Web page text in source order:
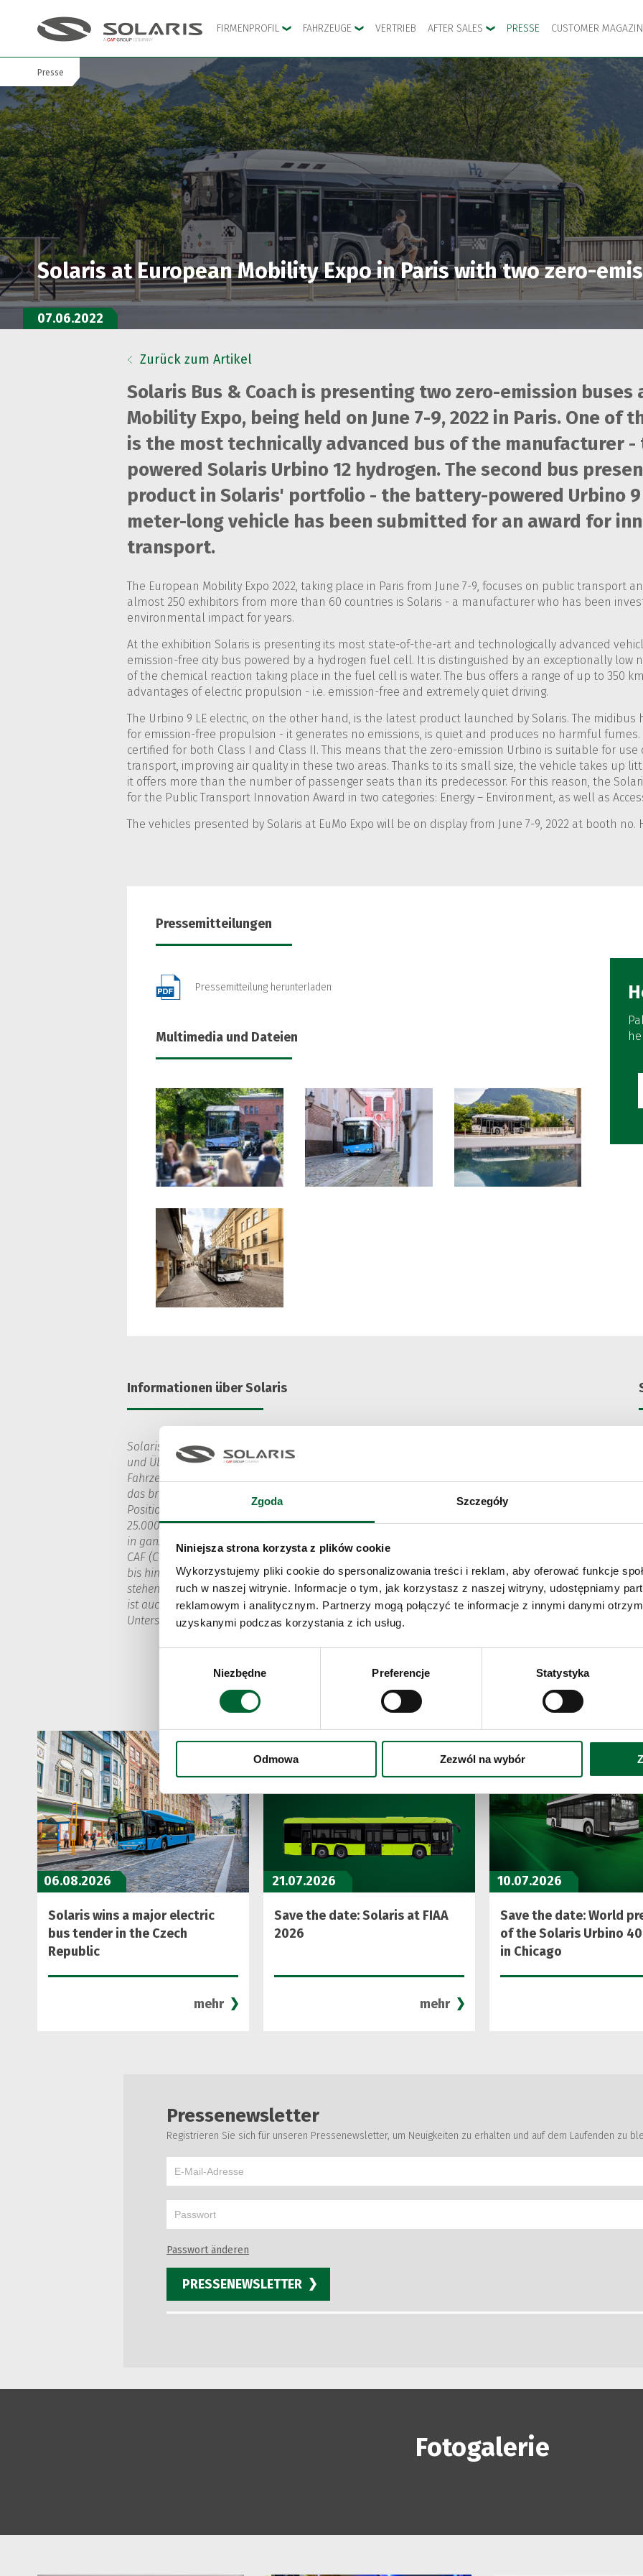
Zgoda Szczegóły
Niniejsza strona korzysta z plików cookie
Wykorzystujemy pliki cookie do spersonalizowania treści i reklam, aby oferować funkcje
ruch w naszej witrynie. Informacje o tym, jak korzystasz z naszej witryny, udostępniamy
reklamowym i analitycznym. Partnerzy mogą połączyć te informacje z innymi danymi
uzyskanymi podczas korzystania z ich usług.
Niezbędne Preferencje Statystyka
Odmowa Zezwól na wybór
Zum Hauptmenü springen
Zum Inhalt springen
FIRMENPROFIL FAHRZEUGE VERTRIEB AFTER SALES PRESSE CUSTOMER
Presse
Solaris at European Mobility Expo in Paris with two zero-
07.06.2022
Zurück zum Artikel
Solaris Bus & Coach is presenting two zero-emission buses
Mobility Expo, being held on June 7-9, 2022 in Paris. One of
is the most technically advanced bus of the manufacturer -
powered Solaris Urbino 12 hydrogen. The second bus
product in Solaris' portfolio - the battery-powered Urbino 9
meter-long vehicle has been submitted for an award for
transport.
The European Mobility Expo 2022, taking place in Paris from June 7-9, focuses on public transport
almost 250 exhibitors from more than 60 countries is Solaris - a manufacturer who has been
environmental impact for years.
At the exhibition Solaris is presenting its most state-of-the-art and technologically advanced
emission-free city bus powered by a hydrogen fuel cell. It is distinguished by an exceptionally low
of the chemical reaction taking place in the fuel cell is water. The bus offers a range of up to 350
advantages of electric propulsion - i.e. emission-free and extremely quiet driving.
The Urbino 9 LE electric, on the other hand, is the latest product launched by Solaris. The
for emission-free propulsion - it generates no emissions, is quiet and produces no harmful
certified for both Class I and Class II. This means that the zero-emission Urbino is suitable for
transport, improving air quality in these two areas. Thanks to its small size, the vehicle takes up
it offers more than the number of passenger seats than its predecessor. For this reason, the
for the Public Transport Innovation Award in two categories: Energy – Environment, as well as
The vehicles presented by Solaris at EuMo Expo will be on display from June 7-9, 2022 at booth no.
Pressemitteilungen
Pressemitteilung herunterladen
Multimedia und Dateien
Informationen über Solaris
Solaris Bus & Coach sp. z o.o. ist einer der führenden europäischen Hersteller von Stadt-
und Überlandbussen mit Schwerpunkt auf die Entwicklung von emissionsfreien
Fahrzeugen, d. h. Elektro-, Wasserstoff- und Oberleitungsbussen. Dies bedeutet zugleich
das breiteste Angebot an emissionsfreien Fahrzeugen auf dem europäischen Markt und die
Position des Marktführers in diesem Marktsegment mit einem Anteil von 15,2%. Knapp
25.000 bisher gelieferte Solaris-Fahrzeuge sind bereits in 33 Ländern und 850 Städten
in ganz Europa und außerhalb im Einsatz. Solaris ist Teil der spanischen Gruppe
CAF (Construcciones y Auxiliar de Ferrocarriles) S.A. Vom Konzept über die Entwicklung
bis hin zur Fertigung entstehen Solaris-Busse in Polen. Alle Aktivitäten des Herstellers
stehen im Einklang mit seiner Markenbotschaft: „Wir ändern das Gesicht des ÖPNV“. Solaris
ist auch ein aktiver Partner für städtische Verkehrsbetriebe und bietet ihnen umfassende
Unterstützung bei der Umstellung auf emissionsfreie Mobilität.
Sehen Sie auch
06.08.2026
Solaris wins a major electric
bus tender in the Czech
Republic
mehr
21.07.2026
Save the date: Solaris at FIAA
2026
mehr
10.07.2026
Save the date: World
of the Solaris Urbino
in Chicago
Pressenewsletter
Registrieren Sie sich für unseren Pressenewsletter, um Neuigkeiten zu erhalten und auf dem Laufenden zu
Passwort änderen
PRESSENEWSLETTER
Fotogalerie